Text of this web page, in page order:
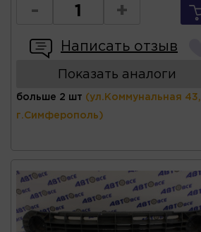
- +
Написать отзыв
Показать аналоги
больше 2 шт (ул.Коммунальная 43,
г.Симферополь)